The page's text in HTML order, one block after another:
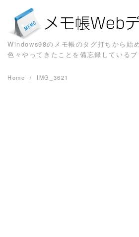
content
Windows98のメモ帳のタグ打ちから始
色々やってきたことを備忘録しているブ
Home IMG_3621